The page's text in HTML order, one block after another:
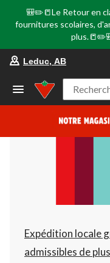
🎒✏️📒Le Retour en
fournitures scolaires,
Leduc, AB
Expédition locale
admissibles de